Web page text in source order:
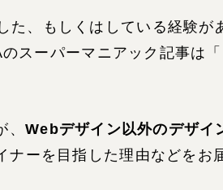
た、もしくはしている経験が
スーパーマニアック記事は「
、 Webデザイン以外のデザイ
ナーを目指した理由などをお